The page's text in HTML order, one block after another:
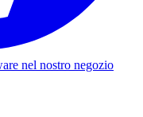
nel nostro negozio